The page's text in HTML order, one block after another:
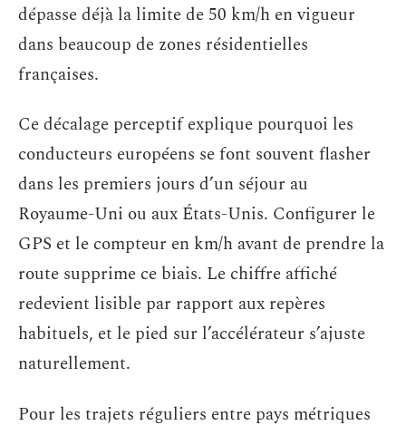
dépasse déjà la limite de 50 km/h en vigueur
dans beaucoup de zones résidentielles
françaises.
Ce décalage perceptif explique pourquoi les
conducteurs européens se font souvent flasher
dans les premiers jours d’un séjour au
Royaume-Uni ou aux États-Unis. Configurer le
GPS et le compteur en km/h avant de prendre la
route supprime ce biais. Le chiffre affiché
redevient lisible par rapport aux repères
habituels, et le pied sur l’accélérateur s’ajuste
naturellement.
Pour les trajets réguliers entre pays métriques